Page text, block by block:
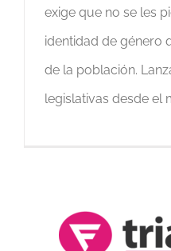
exige que no se les
identidad de género
de la población.
legislativas desde el